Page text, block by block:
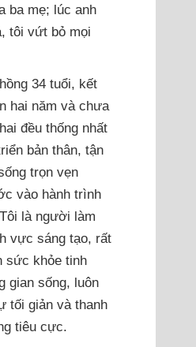
ba mẹ; lúc anh
tôi vứt bỏ mọi
34 tuổi, kết
hai năm và chưa
đều thống nhất
bản thân, tận
trọn vẹn
vào hành trình
là người làm
vực sáng tạo, rất
sức khỏe tinh
gian sống, luôn
tối giản và thanh
tiêu cực.